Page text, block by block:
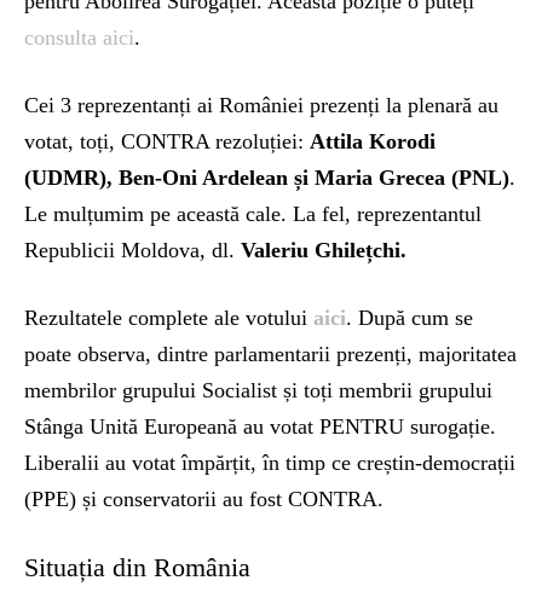
consulta aici.
Cei 3 reprezentanți ai României prezenți la plenară au
votat, toți, CONTRA rezoluției: Attila Korodi
(UDMR), Ben-Oni Ardelean și Maria Grecea (PNL).
Le mulțumim pe această cale. La fel, reprezentantul
Republicii Moldova, dl. Valeriu Ghilețchi.
Rezultatele complete ale votului aici. După cum se
poate observa, dintre parlamentarii prezenți, majoritatea
membrilor grupului Socialist și toți membrii grupului
Stânga Unită Europeană au votat PENTRU surogație.
Liberalii au votat împărțit, în timp ce creștin-democrații
(PPE) și conservatorii au fost CONTRA.
Situația din România